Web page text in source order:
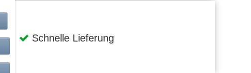
Schnelle Lieferung